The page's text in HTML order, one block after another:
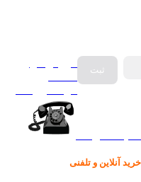
فروش انواع
آنلاین و تلفنی